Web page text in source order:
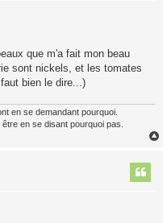
que m'a fait mon beau
sont nickels, et les tomates
bien le dire...)
en se demandant pourquoi.
en se disant pourquoi pas.